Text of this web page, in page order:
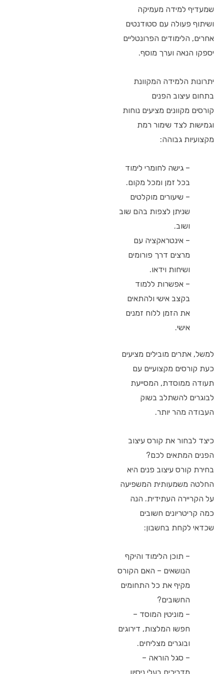
שמעדיף למידה מעמיקה
ושיתוף פעולה עם סטודנטים
אחרים, הלימודים הפרונטליים
יספקו הנאה וערך מוסף.
יתרונות הלמידה המקוונת
בתחום עיצוב הפנים
קורסים מקוונים מציעים נוחות
וגמישות לצד שימור רמת
מקצועיות גבוהה:
– גישה לחומרי לימוד
בכל זמן ומכל מקום.
– שיעורים מוקלטים
שניתן לצפות בהם שוב
ושוב.
– אינטראקציה עם
מרצים דרך פורומים
ושיחות וידאו.
– אפשרות ללמוד
בקצב אישי ולהתאים
את הזמן ללוח זמנים
אישי.
למשל, אתרים מובילים מציעים
כעת קורסים מקצועיים עם
תעודה ממוסדת, המסייעת
לבוגרים להשתלב בשוק
העבודה מהר יותר.
כיצד לבחור את קורס עיצוב
הפנים המתאים לכם?
בחירת קורס עיצוב פנים היא
החלטה משמעותית המשפיעה
על הקריירה העתידית. הנה
כמה קריטריונים חשובים
שכדאי לקחת בחשבון:
– תוכן הלימוד והיקף
הנושאים – האם הקורס
מקיף את כל התחומים
החשובים?
– מוניטין המוסד –
חפשו המלצות, דירוגים
ובוגרים מצליחים.
– סגל הוראה –
מדריכים בעלי ניסיון